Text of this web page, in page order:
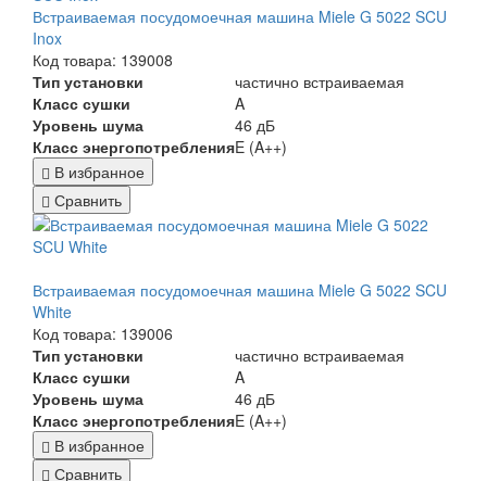
Встраиваемая посудомоечная машина Miele G 5022 SCU
Inox
Код товара: 139008
Тип установки
частично встраиваемая
Класс сушки
A
Уровень шума
46 дБ
Класс энергопотребленияE (A++)
В избранное
Сравнить
Встраиваемая посудомоечная машина Miele G 5022 SCU
White
Код товара: 139006
Тип установки
частично встраиваемая
Класс сушки
A
Уровень шума
46 дБ
Класс энергопотребленияE (A++)
В избранное
Сравнить